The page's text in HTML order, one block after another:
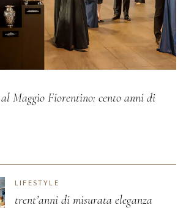
Maggio Fiorentino: cento anni di
LIFESTYLE
trent’anni di misurata eleganza